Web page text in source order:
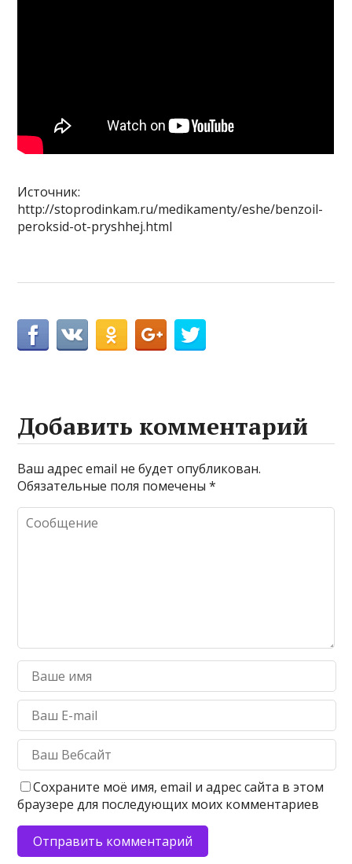
Источник:
http://stoprodinkam.ru/medikamenty/eshe/benzoil-
peroksid-ot-pryshhej.html
Добавить комментарий
Ваш адрес email не будет опубликован.
Обязательные поля помечены*
Сохраните моё имя, email и адрес сайта в этом
браузере для последующих моих комментариев